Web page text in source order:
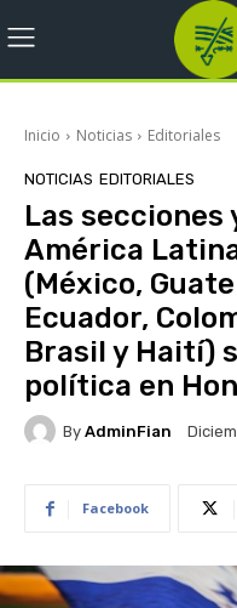
Inicio Noticias Editoriales
NOTICIAS EDITORIALES
Las secciones
América
(México,
Ecuador,
Brasil y Haití)
política en
By AdminFian
Facebook